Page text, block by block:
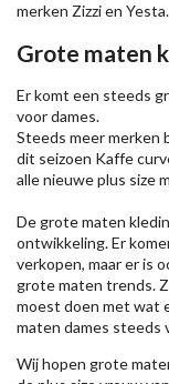
merken Zizzien Yesta.
Grote maten
Er komt een steeds
voor dames.
Steeds meer merken
dit seizoen Kaffe
alle nieuweplus size
De grote maten
ontwikkeling. Er
verkopen, maar er is
grote maten trends.
moest doen met wat
maten dames steeds
Wij hopen grote